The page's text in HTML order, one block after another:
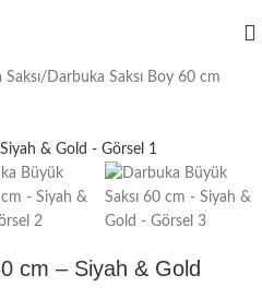
/ Darbuka Saksı Boy 60 cm
cm – Siyah & Gold